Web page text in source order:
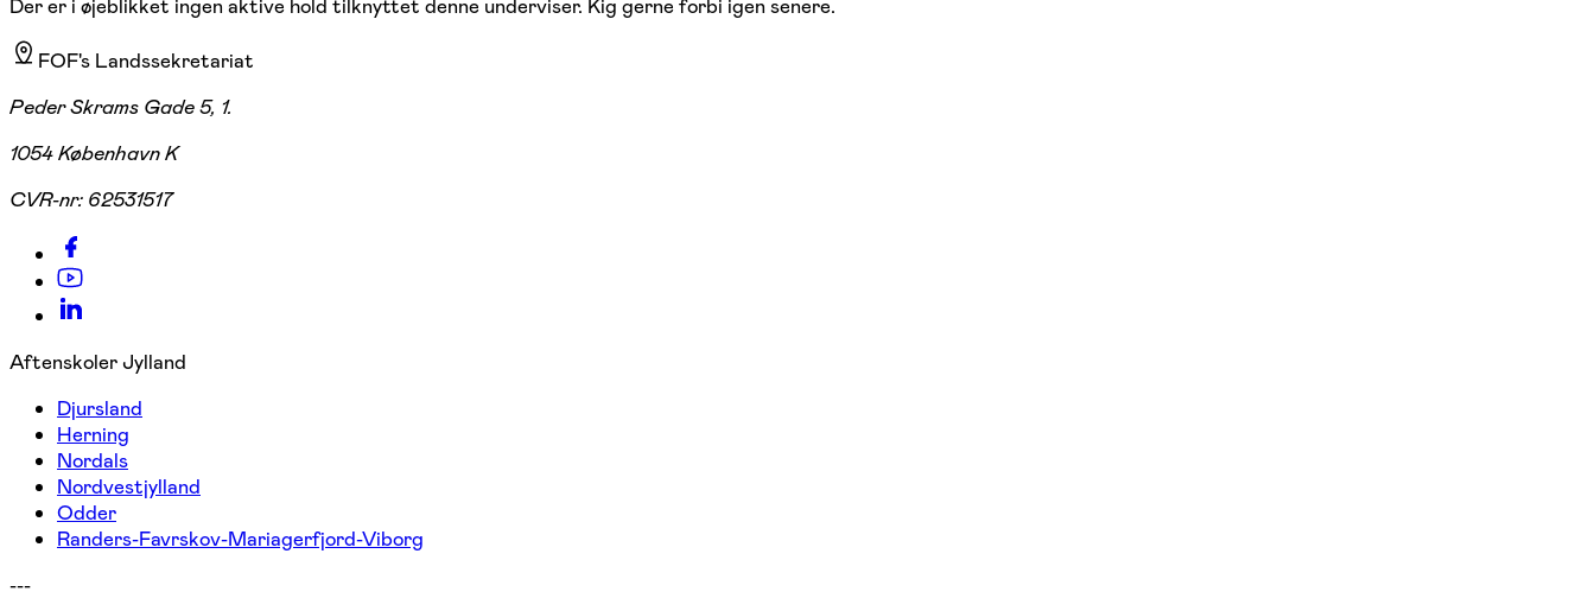
Der er i øjeblikket ingen aktive hold tilknyttet denne underviser. Kig gerne forbi igen senere.
FOF's Landssekretariat
Peder Skrams Gade 5, 1.
1054 København K
CVR-nr: 62531517
Aftenskoler Jylland
Djursland
Herning
Nordals
Nordvestjylland
Odder
Randers-Favrskov-Mariagerfjord-Viborg
---